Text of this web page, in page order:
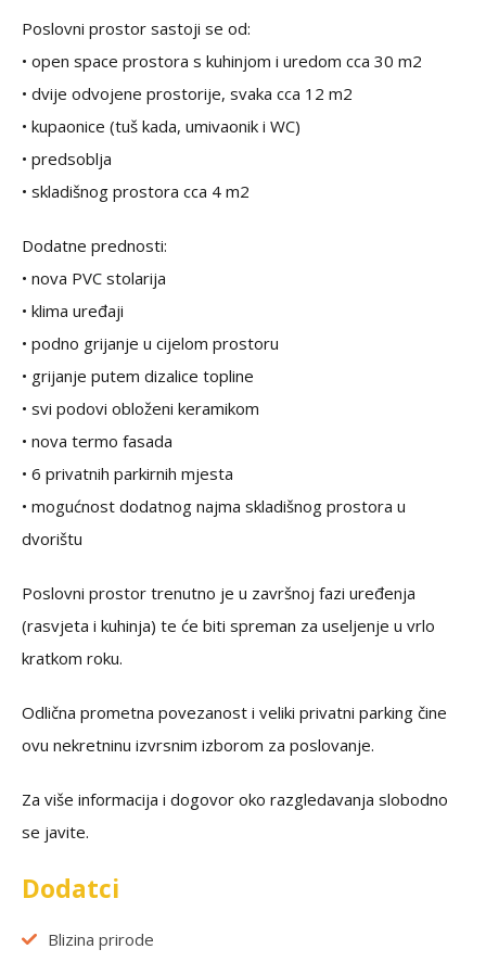
Poslovni prostor sastoji se od:
• open space prostora s kuhinjom i uredom cca 30 m2
• dvije odvojene prostorije, svaka cca 12 m2
• kupaonice (tuš kada, umivaonik i WC)
• predsoblja
• skladišnog prostora cca 4 m2
Dodatne prednosti:
• nova PVC stolarija
• klima uređaji
• podno grijanje u cijelom prostoru
• grijanje putem dizalice topline
• svi podovi obloženi keramikom
• nova termo fasada
• 6 privatnih parkirnih mjesta
• mogućnost dodatnog najma skladišnog prostora u
dvorištu
Poslovni prostor trenutno je u završnoj fazi uređenja
(rasvjeta i kuhinja) te će biti spreman za useljenje u vrlo
kratkom roku.
Odlična prometna povezanost i veliki privatni parking čine
ovu nekretninu izvrsnim izborom za poslovanje.
Za više informacija i dogovor oko razgledavanja slobodno
se javite.
Dodatci
Blizina prirode